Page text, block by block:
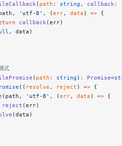
( path : string , callback:
'utf-8' , (err, data ) => {
callback(err)
, data)
式
( path : string ) : Promise<
(( resolve , reject ) => {
(path, 'utf-8' , (err, data ) => {
reject (err)
(data)